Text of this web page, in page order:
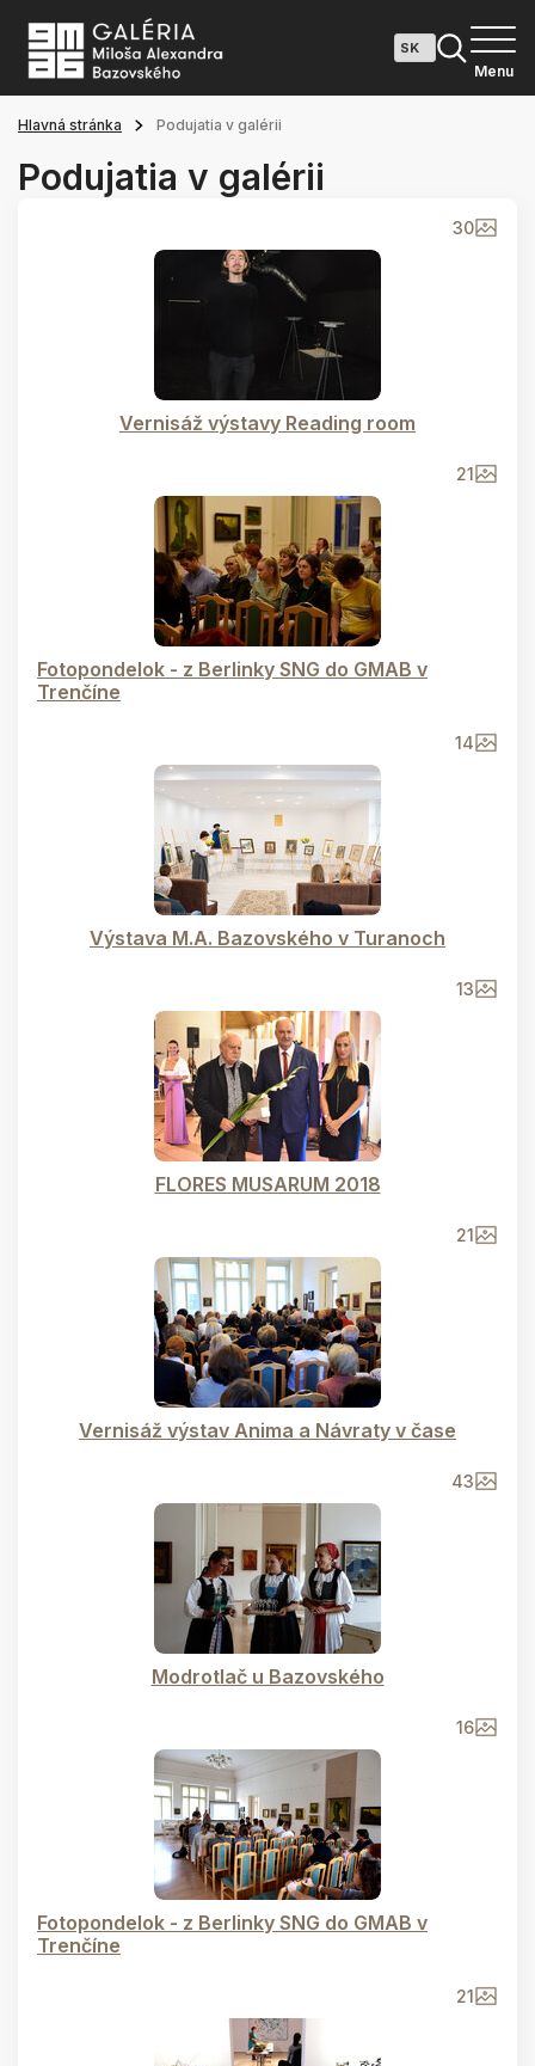
Menu
Hlavná stránka Podujatia v galérii
Podujatia v galérii
30
Vernisáž výstavy Reading room
21
Fotopondelok - z Berlinky SNG do GMAB v
Trenčíne
14
Výstava M.A. Bazovského v Turanoch
13
FLORES MUSARUM 2018
21
Vernisáž výstav Anima a Návraty v čase
43
Modrotlač u Bazovského
16
Fotopondelok - z Berlinky SNG do GMAB v
Trenčíne
21